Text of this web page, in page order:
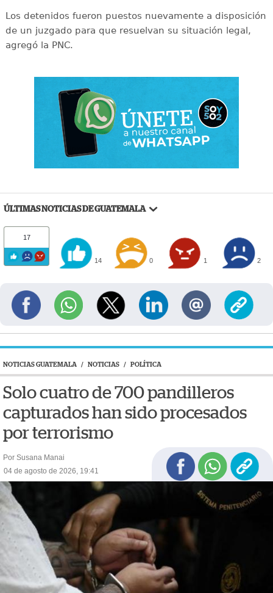
Los detenidos fueron puestos nuevamente a disposición
de un juzgado para que resuelvan su situación legal,
agregó la PNC.
ÚLTIMAS NOTICIAS DE GUATEMALA
17
14 0 1 2
NOTICIAS GUATEMALA / NOTICIAS / POLÍTICA
Solo cuatro de 700 pandilleros
capturados han sido procesados
por terrorismo
Por Susana Manai
04 de agosto de 2026, 19:41